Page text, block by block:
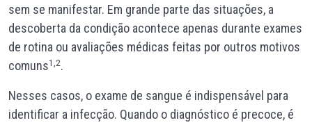
sem se manifestar. Em grande parte das situações, a
descoberta da condição acontece apenas durante exames
de rotina ou avaliações médicas feitas por outros motivos
comuns1,2.
Nesses casos, o exame de sangue é indispensável para
identificar a infecção. Quando o diagnóstico é precoce, é